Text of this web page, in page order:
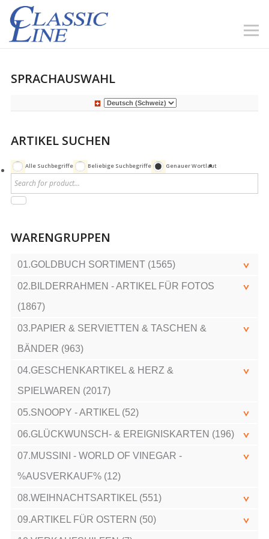
SPRACHAUSWAHL
ARTIKEL SUCHEN
Alle Suchbegriffe Beliebige Suchbegriffe Genauer Wortlaut
WARENGRUPPEN
01.GOLDBUCH SORTIMENT (1565)
02.BILDERRAHMEN - ARTIKEL FÜR FOTOS
(1867)
03.PAPIER & SERVIETTEN & TASCHEN &
BÄNDER (963)
04.GESCHENKARTIKEL & HERZ &
SPIELWAREN (2017)
05.SNOOPY - ARTIKEL (52)
06.GLÜCKWUNSCH- & EREIGNISKARTEN (196)
07.MUSSINI - WORLD OF VINEGAR -
%AUSVERKAUF% (12)
08.WEIHNACHTSARTIKEL (551)
09.ARTIKEL FÜR OSTERN (50)